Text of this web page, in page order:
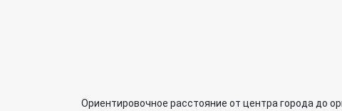
Ориентировочное расстояние от центра города до